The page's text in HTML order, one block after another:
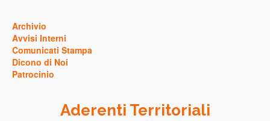
Archivio
Avvisi Interni
Comunicati Stampa
Dicono di Noi
Patrocinio
Aderenti Territoriali